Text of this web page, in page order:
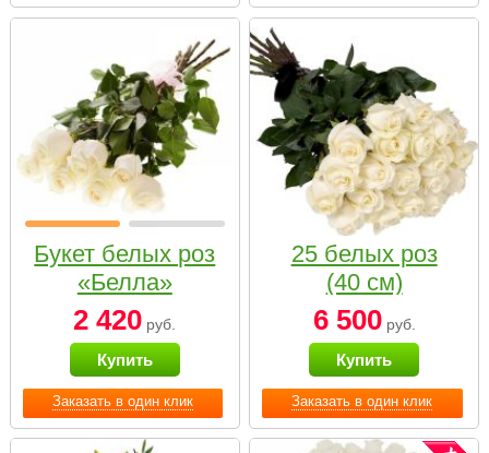
Заказать в один клик
Букет белых роз
«Белла»
2 420 руб.
Купить
Заказать в один клик
25 белых роз
(40 см)
6 500руб.
Купить